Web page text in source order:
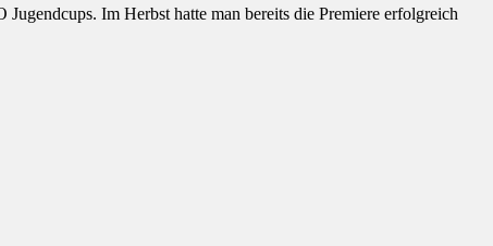
Im Herbst hatte man bereits die Premiere erfolgreich